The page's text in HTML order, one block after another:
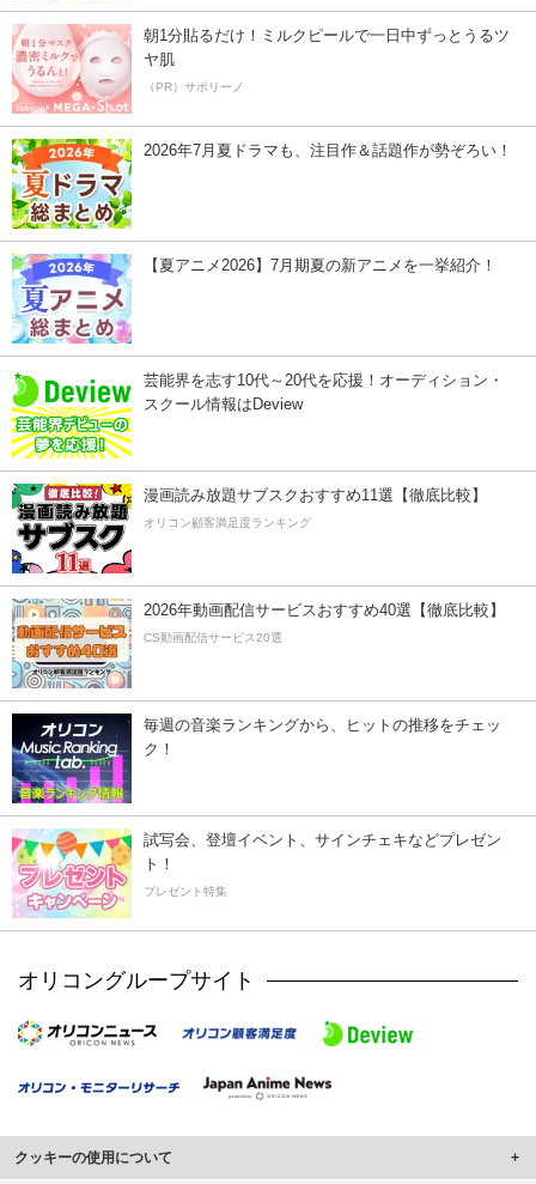
朝1分貼るだけ！ミルクピールで一日中ずっとうるツ
ヤ肌
（PR）サボリーノ
2026年7月夏ドラマも、注目作＆話題作が勢ぞろい！
【夏アニメ2026】7月期夏の新アニメを一挙紹介！
芸能界を志す10代～20代を応援！オーディション・
スクール情報はDeview
漫画読み放題サブスクおすすめ11選【徹底比較】
オリコン顧客満足度ランキング
2026年動画配信サービスおすすめ40選【徹底比較】
CS動画配信サービス20選
毎週の音楽ランキングから、ヒットの推移をチェッ
ク！
試写会、登壇イベント、サインチェキなどプレゼン
ト！
プレゼント特集
オリコングループサイト
クッキーの使用について